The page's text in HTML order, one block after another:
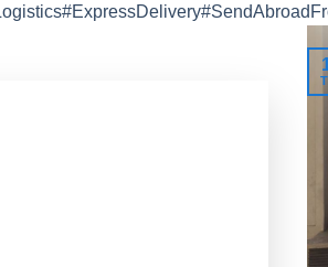
#ExpressDelivery